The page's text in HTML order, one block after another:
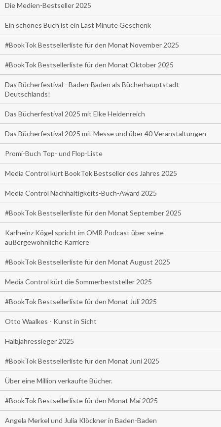
Die Medien-Bestseller 2025
Ein schönes Buch ist ein Last Minute Geschenk
#BookTok Bestsellerliste für den Monat November 2025
#BookTok Bestsellerliste für den Monat Oktober 2025
Das Bücherfestival - Baden-Baden als Bücherhauptstadt
Deutschlands!
Das Bücherfestival 2025 mit Elke Heidenreich
Das Bücherfestival 2025 mit Messe und über 40 Veranstaltungen
Promi-Buch Top- und Flop-Liste
Media Control kürt BookTok Bestseller des Jahres 2025
Media Control Nachhaltigkeits-Buch-Award 2025
#BookTok Bestsellerliste für den Monat September 2025
Karlheinz Kögel spricht im OMR Podcast über seine
außergewöhnliche Karriere
#BookTok Bestsellerliste für den Monat August 2025
Media Control kürt die Sommerbeststeller 2025
#BookTok Bestsellerliste für den Monat Juli 2025
Otto Waalkes - Kunst in Sicht
Halbjahressieger 2025
#BookTok Bestsellerliste für den Monat Juni 2025
Über eine Million verkaufte Bücher.
#BookTok Bestsellerliste für den Monat Mai 2025
Angela Merkel und Julia Klöckner in Baden-Baden